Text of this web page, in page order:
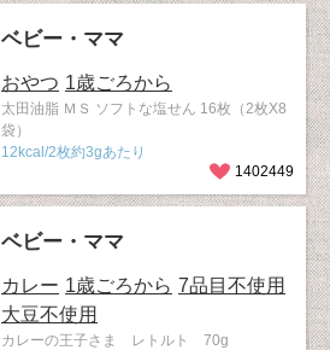
ベビー・ママ
おやつ 1歳ごろから
太田油脂 ＭＳ ソフトな塩せん 16枚（2枚X8
袋）
12kcal/2枚約3gあたり
1402449
ベビー・ママ
カレー 1歳ごろから 7品目不使用
大豆不使用
カレーの王子さま レトルト 70g